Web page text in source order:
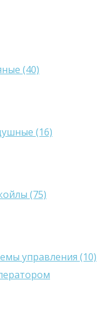
(40)
(16)
(75)
управления (10)